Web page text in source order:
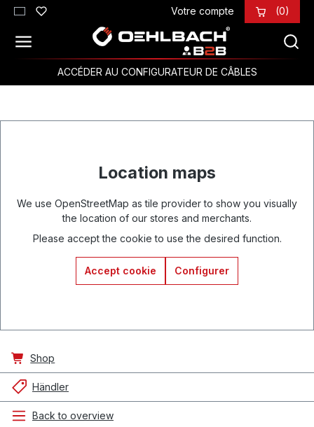
Passer au contenu principal Votre compte (0)
ACCÉDER AU CONFIGURATEUR DE CÂBLES
Location maps
We use OpenStreetMap as tile provider to show you visually
the location of our stores and merchants.
Please accept the cookie to use the desired function.
Accept cookie Configurer
Shop
Händler
Back to overview